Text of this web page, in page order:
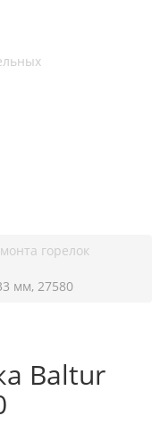
горелок
мм, 27580
Baltur